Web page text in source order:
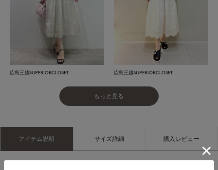
広島三越SUPERIORCLOSET 広島三越SUPERIORCLOSET
もっと見る
アイテム説明 サイズ詳細 購入レビュー